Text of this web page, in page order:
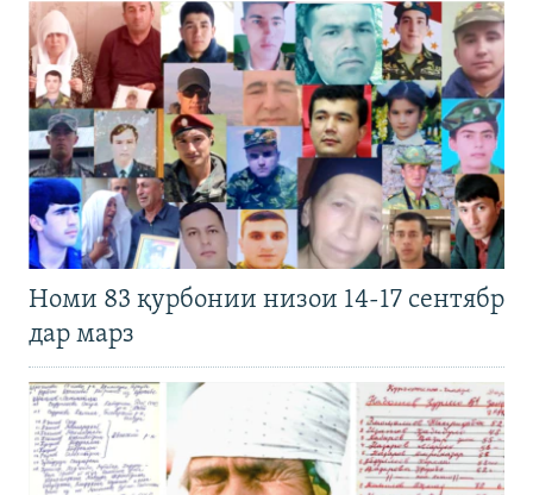
Номи 83 қурбонии низои 14-17 сентябр
дар марз